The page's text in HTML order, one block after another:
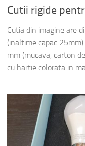
Cutii rigide
Cutia din imagine are
(inaltime capac
mm (mucava, carton
cu hartie colorata in